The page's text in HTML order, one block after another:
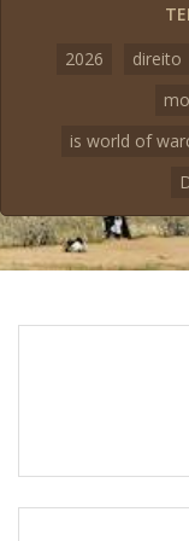
2026
direito
is world of